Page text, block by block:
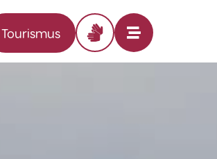
Tourismus